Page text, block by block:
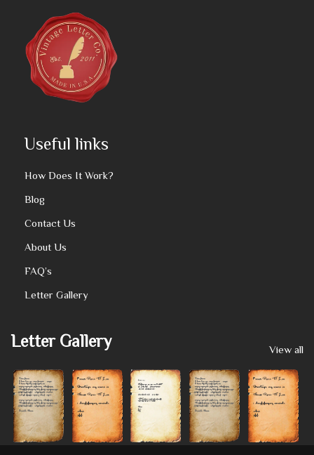
Useful links
How Does It Work?
Blog
Contact Us
About Us
FAQ’s
Letter Gallery
Letter Gallery View all